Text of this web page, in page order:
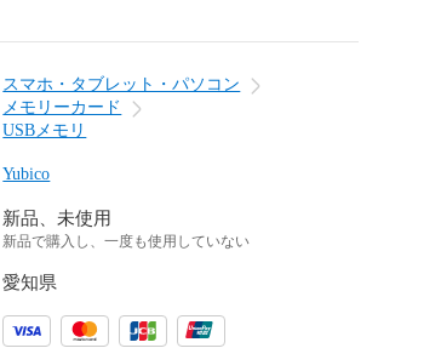
スマホ・タブレット・パソコン
メモリーカード
USBメモリ
Yubico
新品、未使用
新品で購入し、一度も使用していない
愛知県